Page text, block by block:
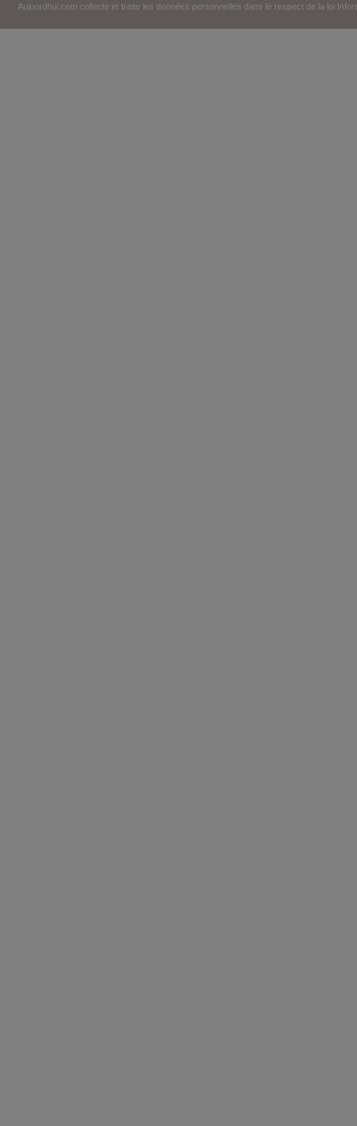
Aujourdhui.com collecte et traite les données personnelles dans le respect de la loi